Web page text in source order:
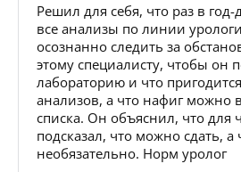
Решил для себя, что раз в год-
все анализы по линии
осознанно следить за
этому специалисту, чтобы он
лабораторию и что
анализов, а что нафиг можно
списка. Он объяснил, что для
подсказал, что можно сдать, а
необязательно. Норм уролог